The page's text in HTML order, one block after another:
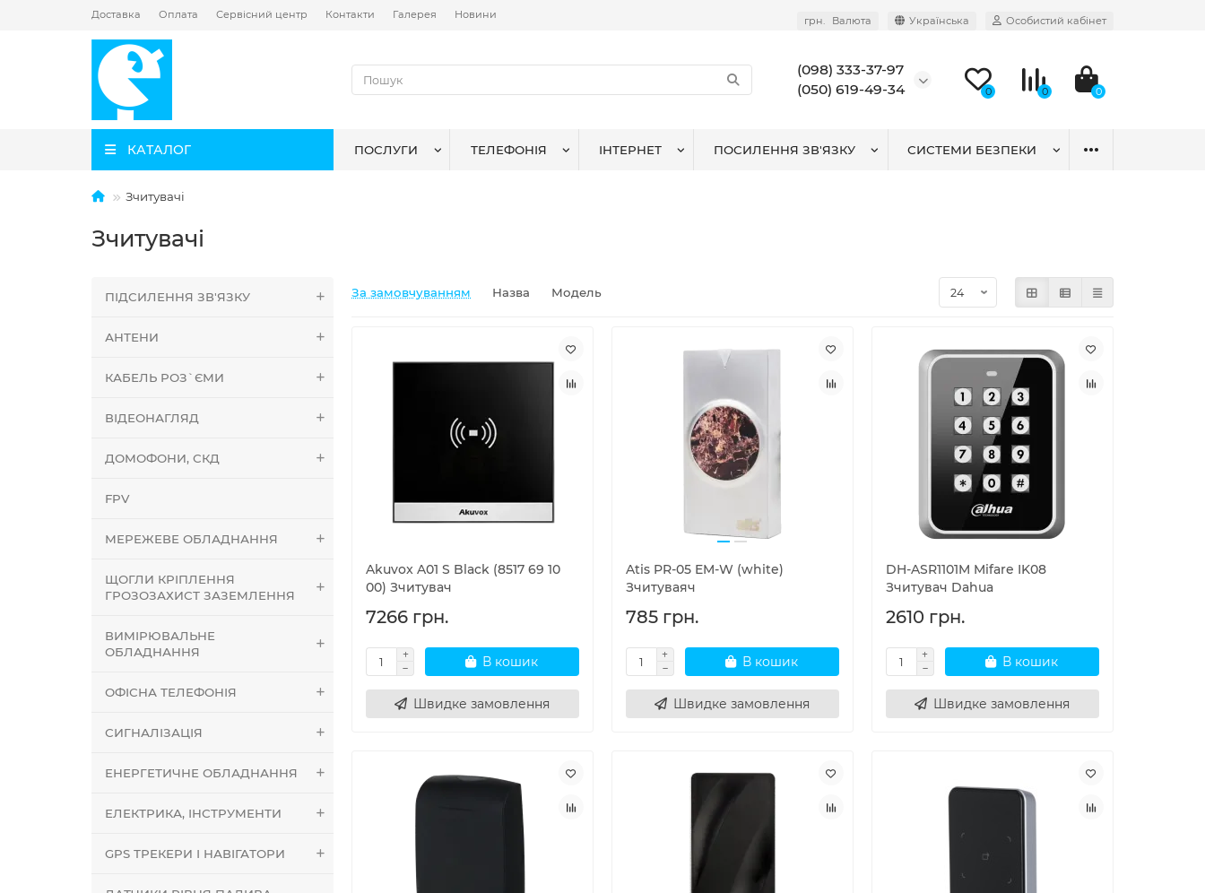
Доставка Оплата Сервісний центр Контакти Галерея Новини грн. Валюта Українська Особистий кабінет
(098) 333-37-97
(050) 619-49-34
0 0 0
КАТАЛОГ ПОСЛУГИ ТЕЛЕФОНІЯ ІНТЕРНЕТ ПОСИЛЕННЯ ЗВ'ЯЗКУ СИСТЕМИ БЕЗПЕКИ
Зчитувачі
Зчитувачі
ПІДСИЛЕННЯ ЗВ'ЯЗКУ
АНТЕНИ
КАБЕЛЬ РОЗ`ЄМИ
ВІДЕОНАГЛЯД
ДОМОФОНИ, СКД
FPV
МЕРЕЖЕВЕ ОБЛАДНАННЯ
ЩОГЛИ КРІПЛЕННЯ
ГРОЗОЗАХИСТ ЗАЗЕМЛЕННЯ
ВИМІРЮВАЛЬНЕ
ОБЛАДНАННЯ
ОФІСНА ТЕЛЕФОНІЯ
СИГНАЛІЗАЦІЯ
ЕНЕРГЕТИЧНЕ ОБЛАДНАННЯ
ЕЛЕКТРИКА, ІНСТРУМЕНТИ
GPS ТРЕКЕРИ І НАВІГАТОРИ
За замовчуванням Назва Модель
Akuvox A01 S Black (8517 69 10
00) Зчитувач
7266 грн.
В кошик
Швидке замовлення
Atis PR-05 EM-W (white)
Зчитуваяч
785 грн.
В кошик
Швидке замовлення
DH-ASR1101M Mifare IK08
Зчитувач Dahua
2610 грн.
В кошик
Швидке замовлення